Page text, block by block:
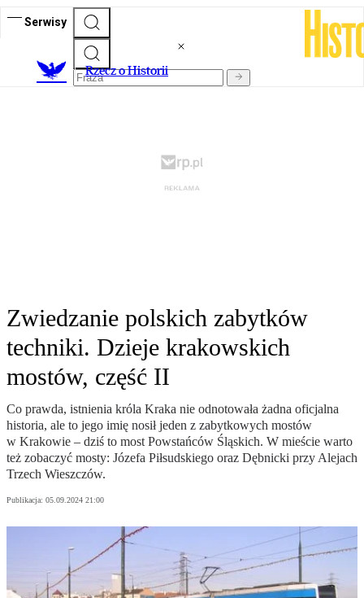
Serwisy
Rzecz o Historii
Zwiedzanie polskich zabytków
techniki. Dzieje krakowskich
mostów, część II
Co prawda, istnienia króla Kraka nie odnotowała żadna oficjalna
historia, ale to jego imię nosił jeden z zabytkowych mostów
w Krakowie – dziś to most Powstańców Śląskich. W mieście warto
też zobaczyć mosty: Józefa Piłsudskiego oraz Dębnicki przy Alejach
Trzech Wieszczów.
Publikacja: 05.09.2024 21:00